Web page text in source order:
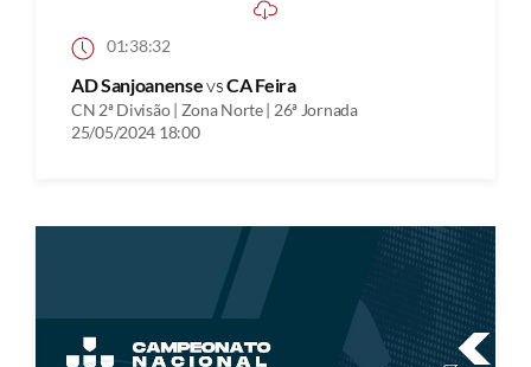
01:38:32
AD SanjoanensevsCA Feira
CN 2ª Divisão | Zona Norte | 26ª Jornada
25/05/2024 18:00